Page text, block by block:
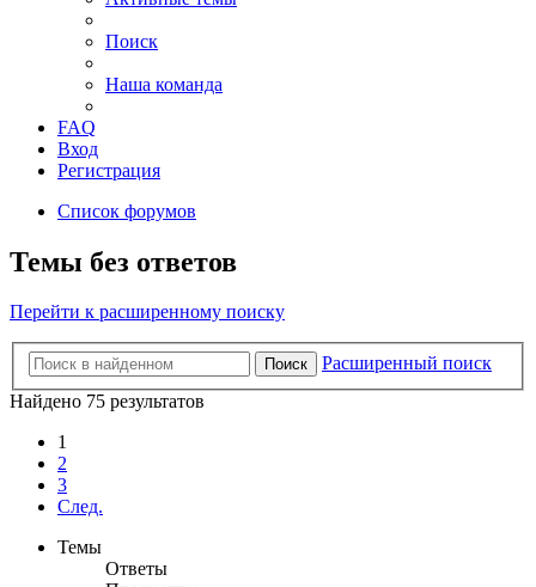
Поиск
Наша команда
FAQ
Вход
Регистрация
Список форумов
Темы без ответов
Перейти к расширенному поиску
Поиск
Расширенный поиск
Найдено 75 результатов
1
2
3
След.
Темы
Ответы